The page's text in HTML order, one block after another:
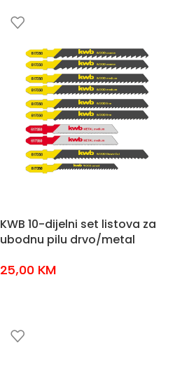
KWB 10-dijelni set listova za
ubodnu pilu drvo/metal
25,00 KM